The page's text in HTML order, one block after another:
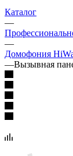
Каталог
—
—
Домофония
—Вызывная